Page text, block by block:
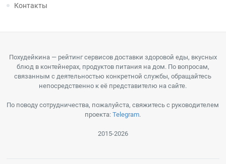
Контакты
Похудейкина — рейтинг сервисов доставки здоровой еды, вкусных
блюд в контейнерах, продуктов питания на дом. По вопросам,
связанным с деятельностью конкретной службы, обращайтесь
непосредственно к её представителю на сайте.
По поводу сотрудничества, пожалуйста, свяжитесь с руководителем
проекта:Telegram.
2015-2026